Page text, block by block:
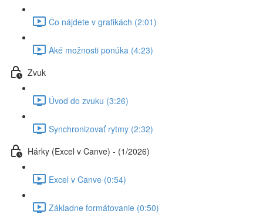
Čo nájdete v grafikách (2:01)
Aké možnosti ponúka (4:23)
Zvuk
Úvod do zvuku (3:26)
Synchronizovať rytmy (2:32)
Hárky (Excel v Canve) - (1/2026)
Excel v Canve (0:54)
Základne formátovanie (0:50)